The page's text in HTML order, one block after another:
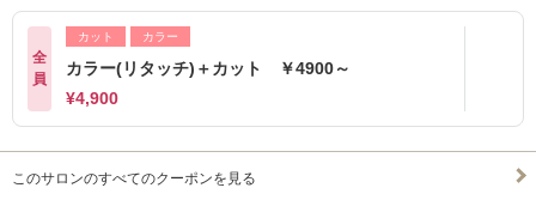
全
員
カット カラー
カラー(リタッチ)＋カット ￥4900～
¥4,900
このサロンのすべてのクーポンを見る